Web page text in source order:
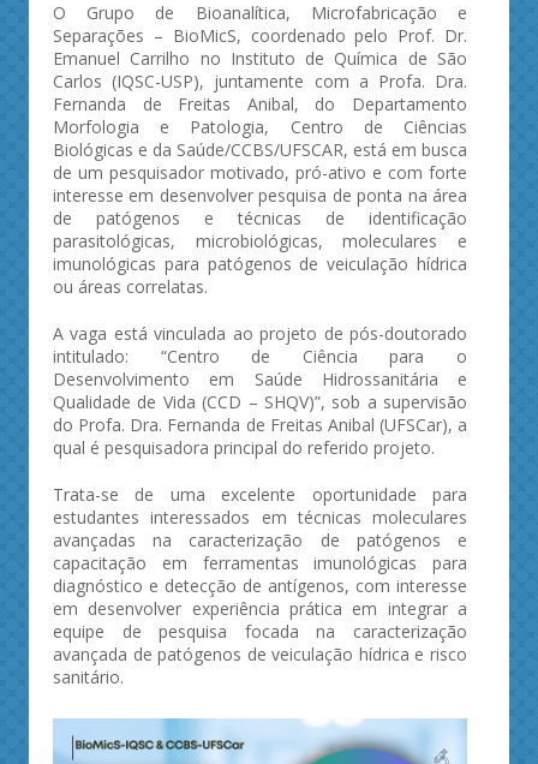
O Grupo de Bioanalítica, Microfabricação e
Separações – BioMicS, coordenado pelo Prof. Dr.
Emanuel Carrilho no Instituto de Química de São
Carlos (IQSC-USP), juntamente com a Profa. Dra.
Fernanda de Freitas Anibal, do Departamento
Morfologia e Patologia, Centro de Ciências
Biológicas e da Saúde/CCBS/UFSCAR, está em busca
de um pesquisador motivado, pró-ativo e com forte
interesse em desenvolver pesquisa de ponta na área
de patógenos e técnicas de identificação
parasitológicas, microbiológicas, moleculares e
imunológicas para patógenos de veiculação hídrica
ou áreas correlatas.
A vaga está vinculada ao projeto de pós-doutorado
intitulado: “Centro de Ciência para o
Desenvolvimento em Saúde Hidrossanitária e
Qualidade de Vida (CCD – SHQV)”, sob a supervisão
do Profa. Dra. Fernanda de Freitas Anibal (UFSCar), a
qual é pesquisadora principal do referido projeto.
Trata-se de uma excelente oportunidade para
estudantes interessados em técnicas moleculares
avançadas na caracterização de patógenos e
capacitação em ferramentas imunológicas para
diagnóstico e detecção de antígenos, com interesse
em desenvolver experiência prática em integrar a
equipe de pesquisa focada na caracterização
avançada de patógenos de veiculação hídrica e risco
sanitário.